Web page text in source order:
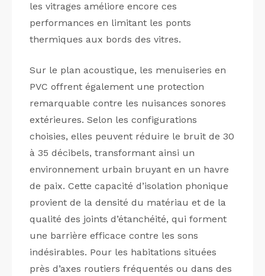
les vitrages améliore encore ces
performances en limitant les ponts
thermiques aux bords des vitres.
Sur le plan acoustique, les menuiseries en
PVC offrent également une protection
remarquable contre les nuisances sonores
extérieures. Selon les configurations
choisies, elles peuvent réduire le bruit de 30
à 35 décibels, transformant ainsi un
environnement urbain bruyant en un havre
de paix. Cette capacité d’isolation phonique
provient de la densité du matériau et de la
qualité des joints d’étanchéité, qui forment
une barrière efficace contre les sons
indésirables. Pour les habitations situées
près d’axes routiers fréquentés ou dans des